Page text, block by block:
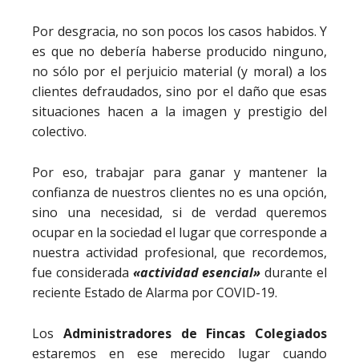
Por desgracia, no son pocos los casos habidos. Y
es que no debería haberse producido ninguno,
no sólo por el perjuicio material (y moral) a los
clientes defraudados, sino por el daño que esas
situaciones hacen a la imagen y prestigio del
colectivo.
Por eso, trabajar para ganar y mantener la
confianza de nuestros clientes no es una opción,
sino una necesidad, si de verdad queremos
ocupar en la sociedad el lugar que corresponde a
nuestra actividad profesional, que recordemos,
fue considerada «actividad esencial» durante el
reciente Estado de Alarma por COVID-19.
Los Administradores de Fincas Colegiados
estaremos en ese merecido lugar cuando